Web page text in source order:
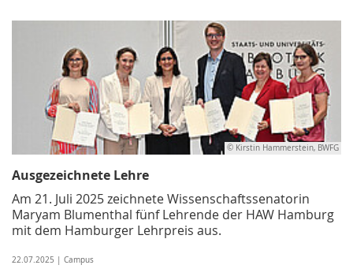
© Kirstin Hammerstein, BWFG
Ausgezeichnete Lehre
Am 21. Juli 2025 zeichnete Wissenschaftssenatorin
Maryam Blumenthal fünf Lehrende der HAW Hamburg
mit dem Hamburger Lehrpreis aus.
22.07.2025 | Campus